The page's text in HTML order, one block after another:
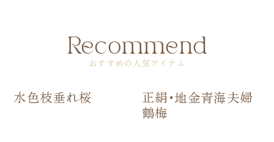
Recommend
おすすめの人気アイテム
水色枝垂れ桜
正絹･地金青海夫婦
鶴梅